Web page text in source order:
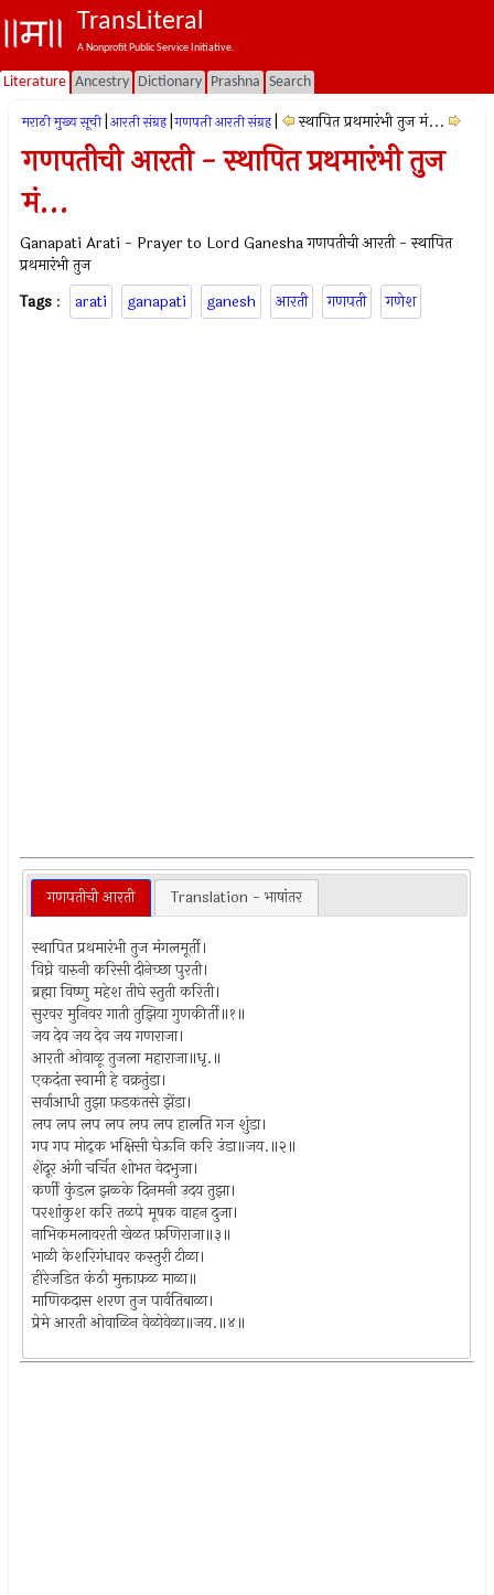
TransLiteral
A Nonprofit Public Service Initiative.
Literature Ancestry Dictionary Prashna Search
मराठी मुख्य सूची आरती संग्रह गणपती आरती संग्रह स्थापित प्रथमारंभी तुज मं...
गणपतीची आरती - स्थापित प्रथमारंभी तुज
मं...
Ganapati Arati - Prayer to Lord Ganesha गणपतीची आरती - स्थापित
प्रथमारंभी तुज
Tags : arati ganapati ganesh आरती गणपती गणेश
गणपतीची आरती Translation - भाषांतर
स्थापित प्रथमारंभी तुज मंगलमूर्ती।
विघ्ने वारुनी करिसी दीनेच्छा पुरती।
ब्रह्मा विष्णु महेश तीघे स्तुती करिती।
सुरवर मुनिवर गाती तुझिया गुणकीर्ती॥१॥
जय देव जय देव जय गणराजा।
आरती ओवाळू तुजला महाराजा॥धृ.॥
एकदंता स्वामी हे वक्रतुंडा।
सर्वाआधी तुझा फ़डकतसे झेंडा।
लप लप लप लप लप लप हालति गज शुंडा।
गप गप मोद्क भक्षिसी घेऊनि करि उंडा॥जय.॥२॥
शेंदूर अंगी चर्चित शोभत वेदभुजा।
कर्णी कुंडल झळ्के दिनमनी उदय तुझा।
परशांकुश करि तळपे मूषक वाहन दुजा।
नाभिकमलावरती खेळत फ़णिराजा॥३॥
भाळी केशरिगंधावर कस्तुरी टीळा।
हीरेजडित कंठी मुक्ताफ़ळ माळा॥
माणिकदास शरण तुज पार्वतिबाळा।
प्रेमे आरती ओवाळिन वेळोवेळा॥जय.॥४॥